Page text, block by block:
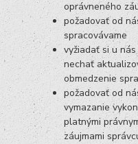
oprávneného
požadovať od
spracovávame
vyžiadať si u
nechať
obmedzenie
požadovať od
vymazanie
platnými
záujmami